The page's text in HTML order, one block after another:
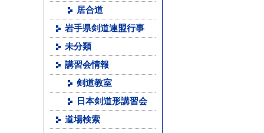
居合道
岩手県剣道連盟行事
未分類
講習会情報
剣道教室
日本剣道形講習会
道場検索